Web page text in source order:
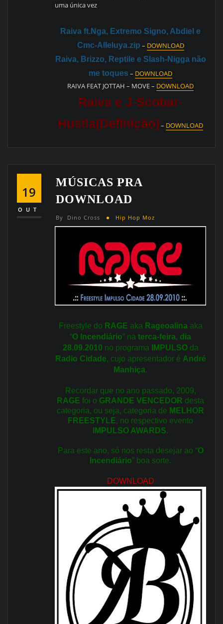
uma única vez
Raiva ft.Nga, Extremo Signo, Abdiel e
Cmc-Alleluya.zip – DOWNLOAD
Raiva, Brizzo, Reptile e Slash-Nigga não
me toques – DOWNLOAD
RAIVA FEAT JOTTAH – MOVE – DOWNLOAD
Raiva e J-Scobar-
Hustla(Definição) – DOWNLOAD
19
OUT
MÚSICAS PRA
DOWNLOAD
By Dino Cross Hip Hop Moz
Freestyle do RAGE aka Rageoalina aka
“O Incendiário” naterca-feira, dia
28.09.2010 no programa IMPULSO da
Radio Cidade, cujo apresentador é André
Manhiça.
Recordar que no ano passado, 2009,
RAGEfoi oGRANDE VENCEDORdesta
categoria, ou seja, categoria de MELHOR
FREESTYLE, no respectivo evento
IMPULSO AWARDS.
Para este ano, só nos resta desejar ao “O
Incendiário” boa sorte.
DOWNLOAD